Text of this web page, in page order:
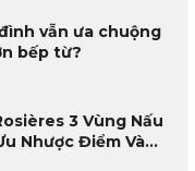
vẫn ưa chuộng
bếp từ?
3 Vùng Nấu
Nhược Điểm Và